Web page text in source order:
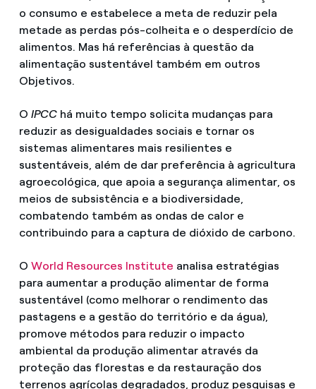
o consumo e estabelece a meta de reduzir pela
metade as perdas pós-colheita e o desperdício de
alimentos. Mas há referências à questão da
alimentação sustentável também em outros
Objetivos.
O IPCC há muito tempo solicita mudanças para
reduzir as desigualdades sociais e tornar os
sistemas alimentares mais resilientes e
sustentáveis, além de dar preferência à agricultura
agroecológica, que apoia a segurança alimentar, os
meios de subsistência e a biodiversidade,
combatendo também as ondas de calor e
contribuindo para a captura de dióxido de carbono.
O World Resources Institute analisa estratégias
para aumentar a produção alimentar de forma
sustentável (como melhorar o rendimento das
pastagens e a gestão do território e da água),
promove métodos para reduzir o impacto
ambiental da produção alimentar através da
proteção das florestas e da restauração dos
terrenos agrícolas degradados, produz pesquisas e